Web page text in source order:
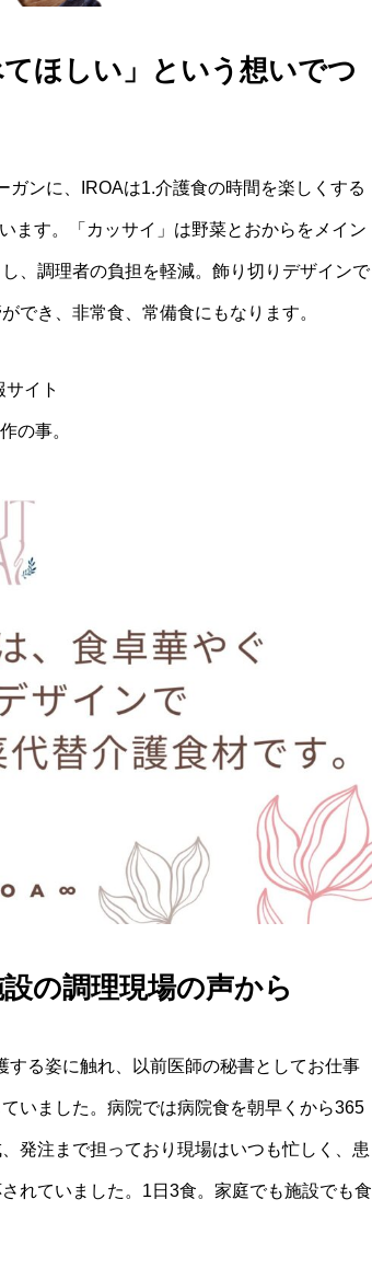
ほしい」という想いでつ
ガンに、IROAは1.介護食の時間を楽しくする
ます。「カッサイ」は野菜とおからをメイン
、調理者の負担を軽減。飾り切りデザインで
でき、非常食、常備食にもなります。
イト
作の事。
の調理現場の声から
する姿に触れ、以前医師の秘書としてお仕事
いました。病院では病院食を朝早くから365
発注まで担っており現場はいつも忙しく、患
れていました。1日3食。家庭でも施設でも食